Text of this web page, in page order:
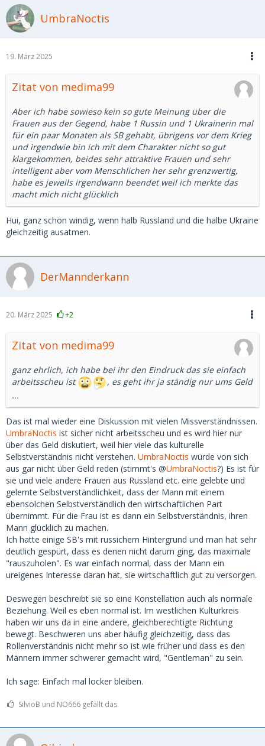
UmbraNoctis
19. März 2025
Zitat von medima99
Aber ich habe sowieso kein so gute Meinung über die
Frauen aus der Gegend, habe 1 Russin und 1 Ukrainerin mal
für ein paar Monaten als SB gehabt, übrigens vor dem Krieg
und irgendwie bin ich mit dem Charakter nicht so gut
klargekommen, beides sehr attraktive Frauen und sehr
intelligent aber vom Menschlichen her sehr grenzwertig,
habe es jeweils irgendwann beendet weil ich merkte das
macht mich nicht glücklich
Hui, ganz schön windig, wenn halb Russland und die halbe Ukraine
gleichzeitig ausatmen.
DerMannderkann
20. März 2025 +2
Zitat von medima99
ganz ehrlich, ich habe bei ihr den Eindruck das sie einfach
arbeitsscheu ist
, es geht ihr ja ständig nur ums Geld
...
Das ist mal wieder eine Diskussion mit vielen Missverständnissen.
UmbraNoctis ist sicher nicht arbeitsscheu und es wird hier nur
über das Geld diskutiert, weil hier viele das kulturelle
Selbstverständnis nicht verstehen. UmbraNoctis würde von sich
aus gar nicht über Geld reden (stimmt's @UmbraNoctis?) Es ist für
sie und viele andere Frauen aus Russland etc. eine gelebte und
gelernte Selbstverständlichkeit, dass der Mann mit einem
ebensolchen Selbstverständlich den wirtschaftlichen Part
übernimmt. Für die Frau ist es dann ein Selbstverständnis, ihren
Mann glücklich zu machen.
Ich hatte einige SB's mit russichem Hintergrund und man hat sehr
deutlich gespürt, dass es denen nicht darum ging, das maximale
"rauszuholen". Es war einfach normal, dass der Mann ein
ureigenes Interesse daran hat, sie wirtschaftlich gut zu versorgen.
Deswegen beschreibt sie so eine Konstellation auch als normale
Beziehung. Weil es eben normal ist. Im westlichen Kulturkreis
haben wir uns da in eine andere, gleichberechtigte Richtung
bewegt. Beschweren uns aber häufig gleichzeitig, dass das
Rollenverständnis nicht mehr so ist wie früher und dass es den
Männern immer schwerer gemacht wird, "Gentleman" zu sein.
Ich sage: Einfach mal locker bleiben.
SilvioB und NO666 gefällt das.